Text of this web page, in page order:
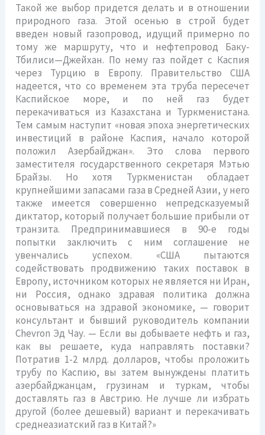
Такой же выбор придется делать и в отношении
природного газа. Этой осенью в строй будет
введен новый газопровод, идущий примерно по
тому же маршруту, что и нефтепровод Баку-
Тбилиси—Джейхан. По нему газ пойдет с Каспия
через Турцию в Европу. Правительство США
надеется, что со временем эта труба пересечет
Каспийское море, и по ней газ будет
перекачиваться из Казахстана и Туркменистана.
Тем самым наступит «новая эпоха энергетических
инвестиций в районе Каспия, начало которой
положил Азербайджан». Это слова первого
заместителя государственного секретаря Мэтью
Брайзы. Но хотя Туркменистан обладает
крупнейшими запасами газа в Средней Азии, у него
также имеется совершенно непредсказуемый
диктатор, который получает большие прибыли от
транзита. Предпринимавшиеся в 90-е годы
попытки заключить с ним соглашение не
увенчались успехом. «США пытаются
содействовать продвижению таких поставок в
Европу, источником которых не является ни Иран,
ни Россия, однако здравая политика должна
основываться на здравой экономике, — говорит
консультант и бывший руководитель компании
Chevron Эд Чау. — Если вы добываете нефть и газ,
как вы решаете, куда направлять поставки?
Потратив 1-2 млрд. долларов, чтобы проложить
трубу по Каспию, вы затем вынуждены платить
азербайджанцам, грузинам и туркам, чтобы
доставлять газ в Австрию. Не лучше ли избрать
другой (более дешевый) вариант и перекачивать
среднеазиатский газ в Китай?»